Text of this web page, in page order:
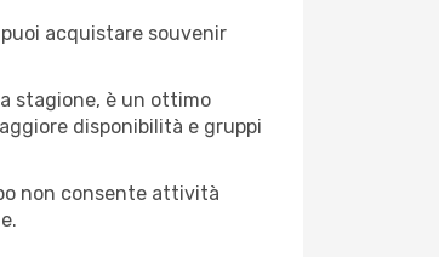
acquistare souvenir
stagione, è un ottimo
disponibilità e gruppi
non consente attività